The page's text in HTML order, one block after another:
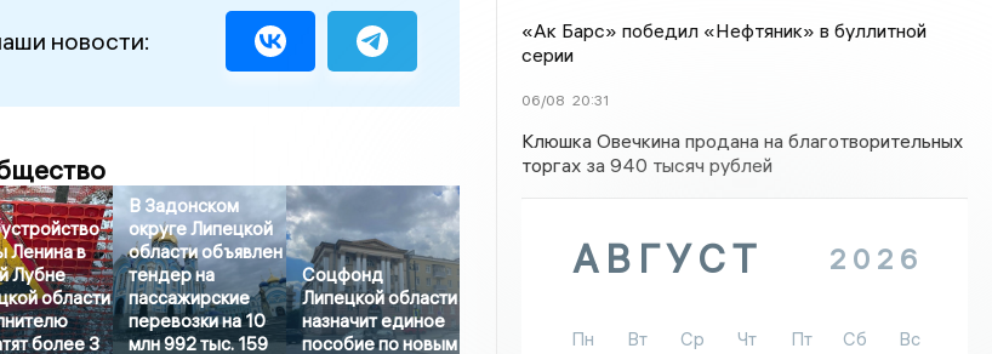
новости:
Ленина в
Лубне
области
более 3
В Задонском
округе Липецкой
области объявлен
тендер на
пассажирские
перевозки на 10
млн 992 тыс. 159
Соцфонд
Липецкой области
назначит единое
пособие по новым
«Ак Барс» победил «Нефтяник» в буллитной
серии
06/08 20:31
Клюшка Овечкина продана на благотворительных
торгах за 940 тысяч рублей
АВГУСТ 2026
Пн Вт Ср Чт Пт Сб
Вс